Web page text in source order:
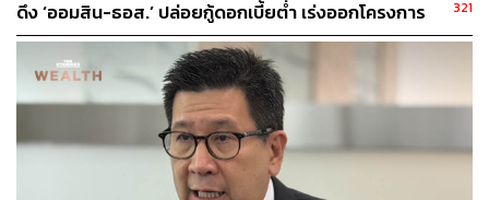
มาตรการสนับสนุนผู้ประกอบการ SMEs เข้าถึงแหล่ง
เงินทุน สำหรับผู้ประกอบการ SMEs ที่มีวงเงินสินเชื่อไม่
เกิน 50 ล้านบาท โดยได้รับบัตรเติมน้ำมันมูลค่าสูงสุด
5,000 บาท เมื่อได้รับอนุมัติสินเชื่อ ระยะเวลาดำเนิน
โครงการตั้งแต่เดือนธันวาคม 2565 ถึงวันที่ 28
กุมภาพันธ์ 2566
ส่งเสริมช่องทางการตลาดให้แก่ผู้ประกอบการ SMEs
ดึง ‘ออมสิน-ธอส.’ ปล่อยกู้ดอกเบี้ยต่ำ เร่งออกโครงการ
ภายใน 1 เดือน
321